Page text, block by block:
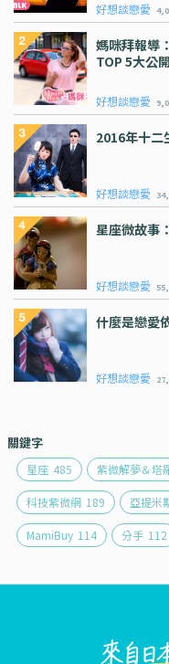
好想談戀愛
媽咪拜報導
TOP 5大公開
好想談戀愛
2016年十二
好想談戀愛
星座微故事
好想談戀愛
什麼是戀愛
好想談戀愛
關鍵字
星座 485 紫微解夢＆塔
科技紫微網 189 亞提米
MamiBuy 114 分手 112